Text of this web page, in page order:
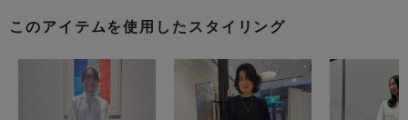
このアイテムを使用したスタイリング